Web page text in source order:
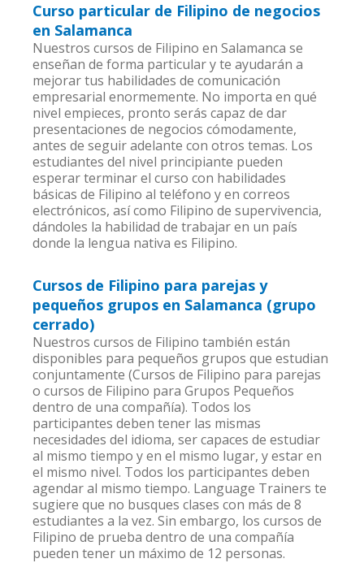
Curso particular de Filipino de negocios
en Salamanca
Nuestros cursos de Filipino en Salamanca se
enseñan de forma particular y te ayudarán a
mejorar tus habilidades de comunicación
empresarial enormemente. No importa en qué
nivel empieces, pronto serás capaz de dar
presentaciones de negocios cómodamente,
antes de seguir adelante con otros temas. Los
estudiantes del nivel principiante pueden
esperar terminar el curso con habilidades
básicas de Filipino al teléfono y en correos
electrónicos, así como Filipino de supervivencia,
dándoles la habilidad de trabajar en un país
donde la lengua nativa es Filipino.
Cursos de Filipino para parejas y
pequeños grupos en Salamanca (grupo
cerrado)
Nuestros cursos de Filipino también están
disponibles para pequeños grupos que estudian
conjuntamente (Cursos de Filipino para parejas
o cursos de Filipino para Grupos Pequeños
dentro de una compañía). Todos los
participantes deben tener las mismas
necesidades del idioma, ser capaces de estudiar
al mismo tiempo y en el mismo lugar, y estar en
el mismo nivel. Todos los participantes deben
agendar al mismo tiempo. Language Trainers te
sugiere que no busques clases con más de 8
estudiantes a la vez. Sin embargo, los cursos de
Filipino de prueba dentro de una compañía
pueden tener un máximo de 12 personas.